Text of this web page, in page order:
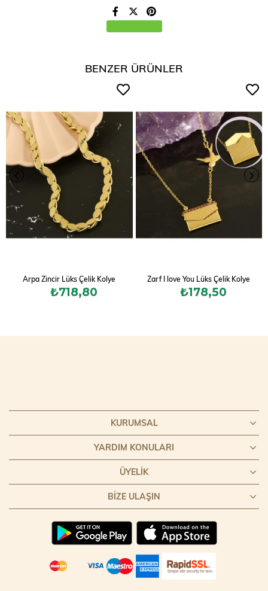
BENZER ÜRÜNLER
Arpa Zincir Lüks Çelik Kolye
₺718,80
Zarf I love You Lüks Çelik Kolye
₺178,50
KURUMSAL
YARDIM KONULARI
ÜYELIK
BIZE ULAŞIN